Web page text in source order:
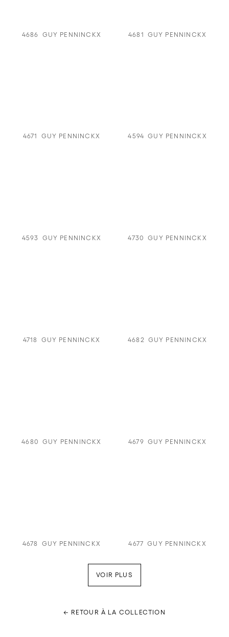
4686 GUY PENNINCKX 4681 GUY PENNINCKX
4671 GUY PENNINCKX 4594 GUY PENNINCKX
4593 GUY PENNINCKX 4730 GUY PENNINCKX
4718 GUY PENNINCKX 4682 GUY PENNINCKX
4680 GUY PENNINCKX 4679 GUY PENNINCKX
4678 GUY PENNINCKX 4677 GUY PENNINCKX
VOIR PLUS
← RETOUR À LA COLLECTION